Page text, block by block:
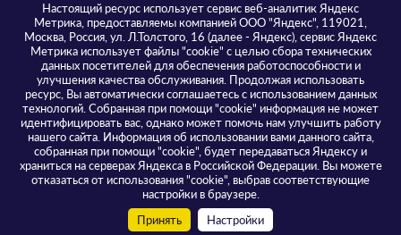
КОНТАКТЫ
Адреса / телефоны
г. Тюмень, ул. Советская 56, 625000; +7 3452 582 036
г. Тюмень, ул. Малыгина, 73, 625000; +7 3452 393 174
г. Тюмень, ул. Ленина, 69А, 625000; +7 3452 638 116
Все права защищены © ТОГИРРО 2026
Настоящий ресурс использует сервис веб-аналитик Яндекс
Метрика, предоставляемы компанией ООО "Яндекс", 119021,
Москва, Россия, ул. Л.Толстого, 16 (далее - Яндекс), сервис Яндекс
Метрика использует файлы "cookie" с целью сбора технических
данных посетителей для обеспечения работоспособности и
улучшения качества обслуживания. Продолжая использовать
ресурс, Вы автоматически соглашаетесь с использованием данных
технологий. Собранная при помощи "cookie" информация не может
идентифицировать вас, однако может помочь нам улучшить работу
нашего сайта. Информация об использовании вами данного сайта,
собранная при помощи "cookie", будет передаваться Яндексу и
храниться на серверах Яндекса в Российской Федерации. Вы можете
отказаться от использования "cookie", выбрав соответствующие
настройки в браузере.
Принять
Настройки